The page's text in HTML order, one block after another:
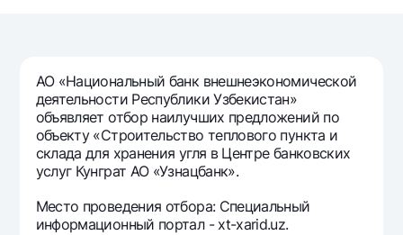
Золотые слитки от НБУ
Серебряный депозит
Visa FIFA
Mastercard
Зарплатные
Garmin pay
Тарифы
Акции
Мобильное приложение Milliy
АО «Национальный банк внешнеэкономической
деятельности Республики Узбекистан»
объявляет отбор наилучших предложений по
объекту «Строительство теплового пункта и
склада для хранения угля в Центре банковских
услуг Кунграт АО «Узнацбанк».
Место проведения отбора: Специальный
информационный портал - xt-xarid.uz.